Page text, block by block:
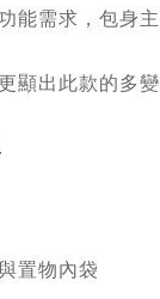
能需求，包身主
顯出此款的多變
置物內袋